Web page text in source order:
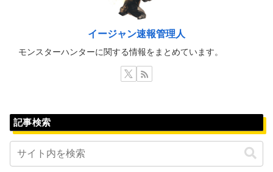
イージャン速報管理人
モンスターハンターに関する情報をまとめています。
記事検索